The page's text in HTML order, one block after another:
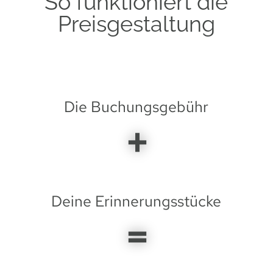
Preisgestaltung
Die Buchungsgebühr
+
Deine Erinnerungsstücke
=